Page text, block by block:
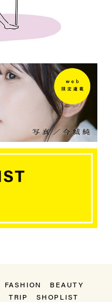
FASHION
BEAUTY
TRIP SHOPLIST